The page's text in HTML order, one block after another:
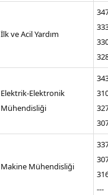
İlk ve Acil Yardım
Elektrik-Elektronik
Mühendisliği
Makine Mühendisliği
---